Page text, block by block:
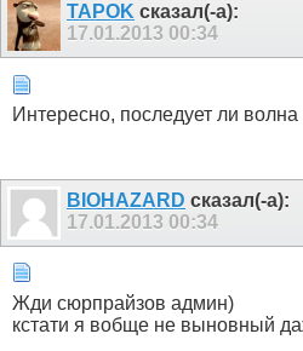
TAPOK сказал(-а):
17.01.2013 00:34
Интересно, последует ли
BIOHAZARD сказал(-а):
17.01.2013 00:34
Жди сюрпрайзов админ)
кстати я вобще не выновный